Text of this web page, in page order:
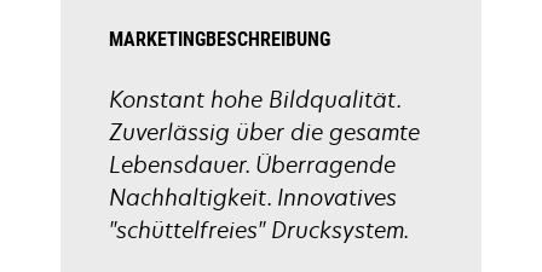
MARKETINGBESCHREIBUNG
Konstant hohe Bildqualität.
Zuverlässig über die gesamte
Lebensdauer. Überragende
Nachhaltigkeit. Innovatives
"schüttelfreies" Drucksystem.